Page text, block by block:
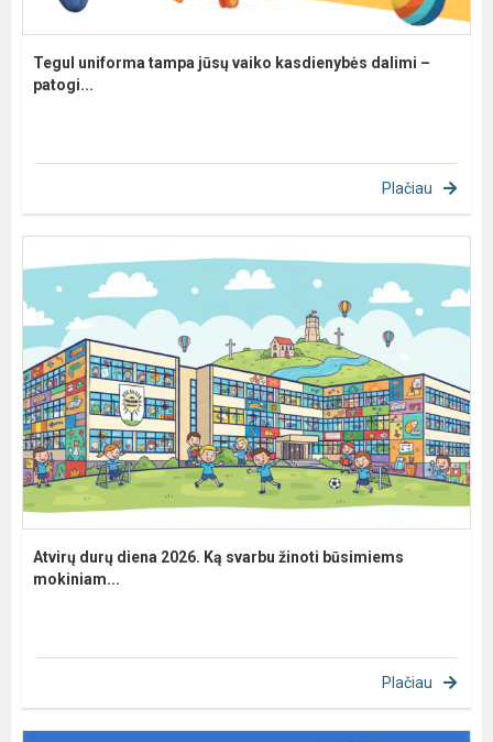
Tegul uniforma tampa jūsų vaiko kasdienybės dalimi –
patogi...
Plačiau
Atvirų durų diena 2026. Ką svarbu žinoti būsimiems
mokiniam...
Plačiau